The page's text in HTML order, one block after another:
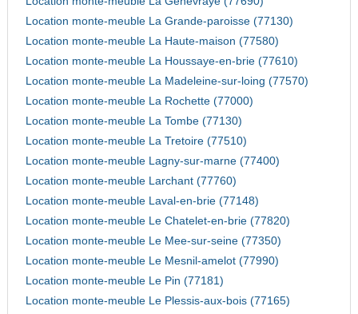
Location monte-meuble La Grande-paroisse (77130)
Location monte-meuble La Haute-maison (77580)
Location monte-meuble La Houssaye-en-brie (77610)
Location monte-meuble La Madeleine-sur-loing (77570)
Location monte-meuble La Rochette (77000)
Location monte-meuble La Tombe (77130)
Location monte-meuble La Tretoire (77510)
Location monte-meuble Lagny-sur-marne (77400)
Location monte-meuble Larchant (77760)
Location monte-meuble Laval-en-brie (77148)
Location monte-meuble Le Chatelet-en-brie (77820)
Location monte-meuble Le Mee-sur-seine (77350)
Location monte-meuble Le Mesnil-amelot (77990)
Location monte-meuble Le Pin (77181)
Location monte-meuble Le Plessis-aux-bois (77165)